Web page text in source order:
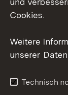
Datenschutz
Cookies.
Weitere
unserer
Technisch